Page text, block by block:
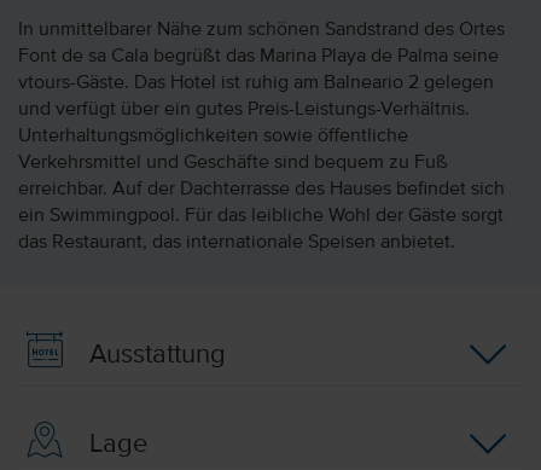
In unmittelbarer Nähe zum schönen Sandstrand des Ortes
Font de sa Cala begrüßt das Marina Playa de Palma seine
vtours-Gäste. Das Hotel ist ruhig am Balneario 2 gelegen
und verfügt über ein gutes Preis-Leistungs-Verhältnis.
Unterhaltungsmöglichkeiten sowie öffentliche
Verkehrsmittel und Geschäfte sind bequem zu Fuß
erreichbar. Auf der Dachterrasse des Hauses befindet sich
ein Swimmingpool. Für das leibliche Wohl der Gäste sorgt
das Restaurant, das internationale Speisen anbietet.
Ausstattung
Lage